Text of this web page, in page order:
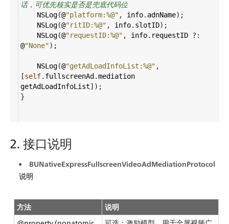
话，可优先核实是否是兜底代码位
NSLog(@"platform:%@" , info. adnName);
NSLog(@"ritID:%@" , info. slotID);
NSLog(@"requestID:%@" , info. requestID ?
@"None");
NSLog(@"getAdLoadInfoList:%@" ,
[self. fullscreenAd .mediation
getAdLoadInfoList]);
}
2. 接口说明
BUNativeExpressFullscreenVideoAdMediationProtocol
说明
方法
说明